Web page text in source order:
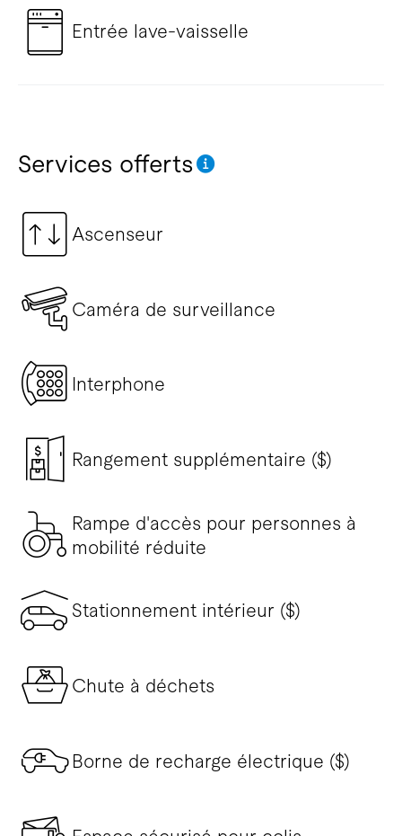
Entrée lave-vaisselle
Services offerts
Ascenseur
Caméra de surveillance
Interphone
Rangement supplémentaire ($)
Rampe d'accès pour personnes à
mobilité réduite
Stationnement intérieur ($)
Chute à déchets
Borne de recharge électrique ($)